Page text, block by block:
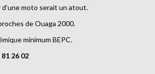
moto serait un atout.
de Ouaga 2000.
minimum BEPC.
26 02